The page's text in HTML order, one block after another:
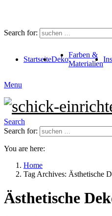
Search for:
StartseiteDeko
Farben &
Materialien
Menu
Search
Search for:
You are here:
Home
Tag Archives: Ästhetische
Ästhetische